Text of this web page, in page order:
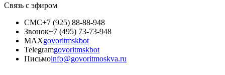
Связь с эфиром
СМС+7 (925) 88-88-948
Звонок+7 (495) 73-73-948
MAXgovoritmskbot
Telegramgovoritmskbot
Письмоinfo@govoritmoskva.ru